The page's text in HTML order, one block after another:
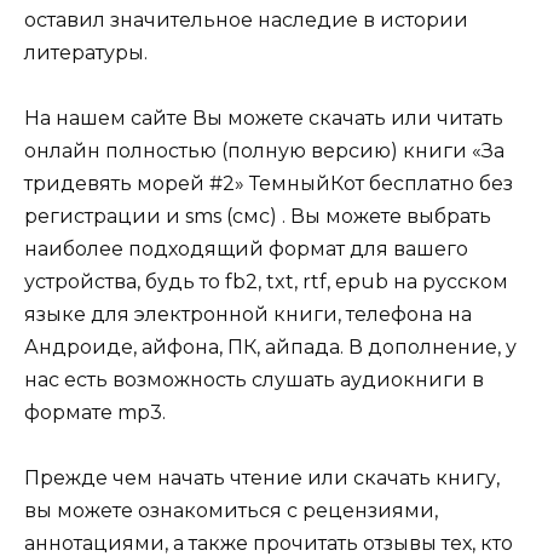
оставил значительное наследие в истории
литературы.
На нашем сайте Вы можете скачать или читать
онлайн полностью (полную версию) книги «За
тридевять морей #2» ТемныйКот бесплатно без
регистрации и sms (смс) . Вы можете выбрать
наиболее подходящий формат для вашего
устройства, будь то fb2, txt, rtf, epub на русском
языке для электронной книги, телефона на
Андроиде, айфона, ПК, айпада. В дополнение, у
нас есть возможность слушать аудиокниги в
формате mp3.
Прежде чем начать чтение или скачать книгу,
вы можете ознакомиться с рецензиями,
аннотациями, а также прочитать отзывы тех, кто